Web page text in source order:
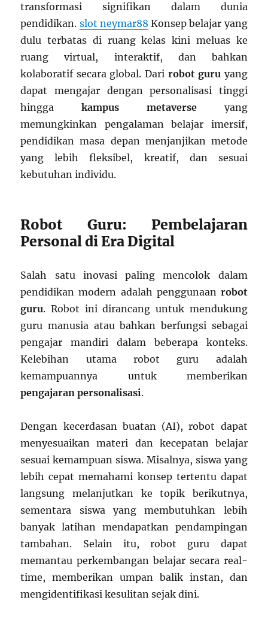
transformasi signifikan dalam dunia
pendidikan. slot neymar88 Konsep belajar yang
dulu terbatas di ruang kelas kini meluas ke
ruang virtual, interaktif, dan bahkan
kolaboratif secara global. Dari robot guru yang
dapat mengajar dengan personalisasi tinggi
hinggakampus metaverseyang
memungkinkan pengalaman belajar imersif,
pendidikan masa depan menjanjikan metode
yang lebih fleksibel, kreatif, dan sesuai
kebutuhan individu.
Robot Guru: Pembelajaran
Personal di Era Digital
Salah satu inovasi paling mencolok dalam
pendidikan modern adalah penggunaan robot
guru. Robot ini dirancang untuk mendukung
guru manusia atau bahkan berfungsi sebagai
pengajar mandiri dalam beberapa konteks.
Kelebihan utama robot guru adalah
kemampuannya untuk memberikan
pengajaran personalisasi.
Dengan kecerdasan buatan (AI), robot dapat
menyesuaikan materi dan kecepatan belajar
sesuai kemampuan siswa. Misalnya, siswa yang
lebih cepat memahami konsep tertentu dapat
langsung melanjutkan ke topik berikutnya,
sementara siswa yang membutuhkan lebih
banyak latihan mendapatkan pendampingan
tambahan. Selain itu, robot guru dapat
memantau perkembangan belajar secara real-
time, memberikan umpan balik instan, dan
mengidentifikasi kesulitan sejak dini.